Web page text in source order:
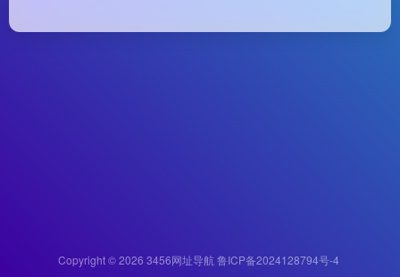
Copyright © 2026 3456网址导航 鲁ICP备2024128794号-4